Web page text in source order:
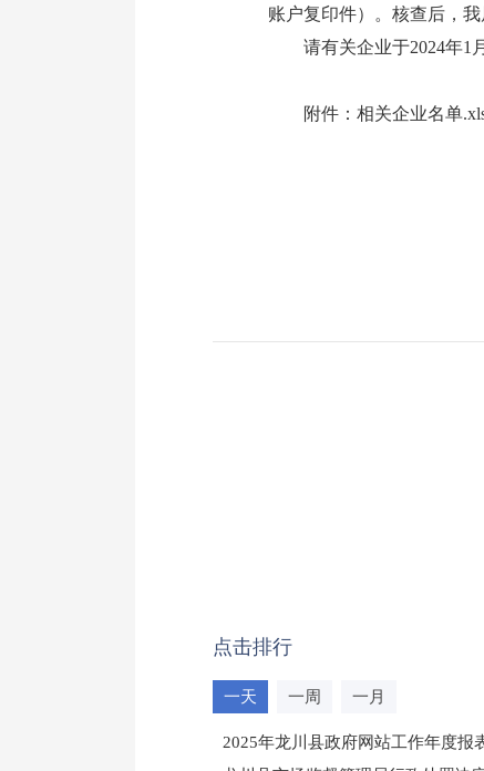
账户复印件）。核查后，
请有关企业于2024年1月
附件：相关企业名单
点击排行
一天 一周 一月
2025年龙川县政府网站工作年度报